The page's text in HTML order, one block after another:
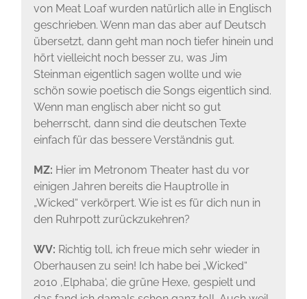
von Meat Loaf wurden natürlich alle in Englisch
geschrieben. Wenn man das aber auf Deutsch
übersetzt, dann geht man noch tiefer hinein und
hört vielleicht noch besser zu, was Jim
Steinman eigentlich sagen wollte und wie
schön sowie poetisch die Songs eigentlich sind.
Wenn man englisch aber nicht so gut
beherrscht, dann sind die deutschen Texte
einfach für das bessere Verständnis gut.
MZ: Hier im Metronom Theater hast du vor
einigen Jahren bereits die Hauptrolle in
„Wicked“ verkörpert. Wie ist es für dich nun in
den Ruhrpott zurückzukehren?
WV: Richtig toll, ich freue mich sehr wieder in
Oberhausen zu sein! Ich habe bei „Wicked“
2010 ‚Elphaba‘, die grüne Hexe, gespielt und